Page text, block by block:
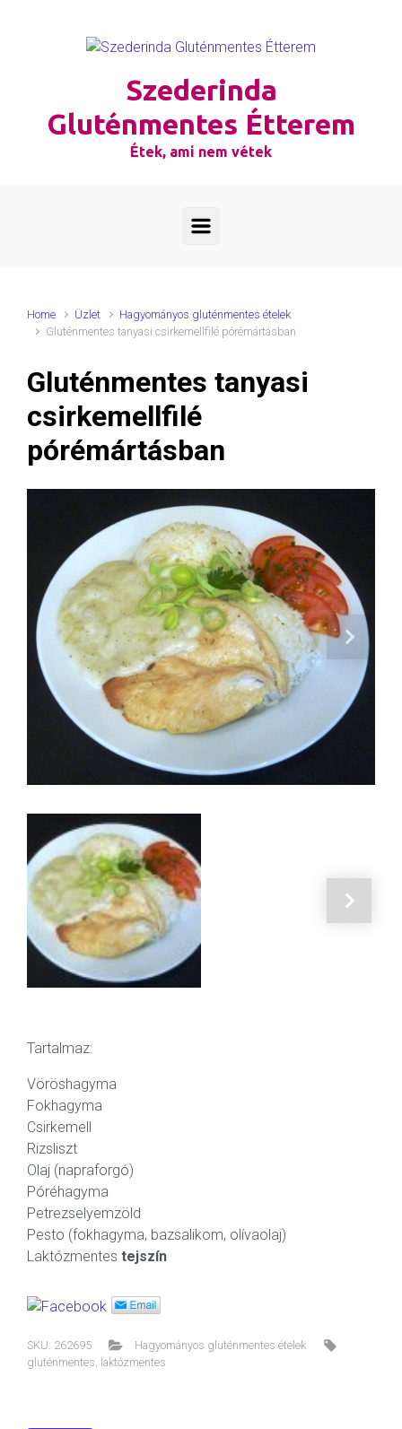
Szederinda
Gluténmentes Étterem
Étek, ami nem vétek
Home Üzlet
Hagyományos gluténmentes ételek
Gluténmentes tanyasi csirkemellfilé pórémártásban
Gluténmentes tanyasi
csirkemellfilé
pórémártásban
Next
Tartalmaz:
Vöröshagyma
Fokhagyma
Csirkemell
Rizsliszt
Olaj (napraforgó)
Póréhagyma
Petrezselyemzöld
Pesto (fokhagyma, bazsalikom, olívaolaj)
Laktózmentes tejszín
SKU: 262695
Hagyományos gluténmentes ételek
gluténmentes
laktózmentes